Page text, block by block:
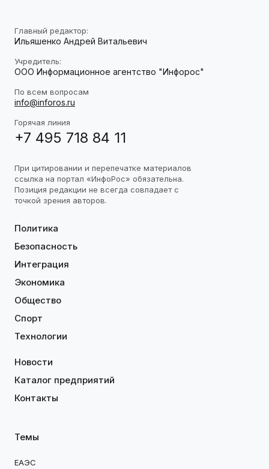
Главный редактор:
Ильяшенко Андрей Витальевич
Учредитель:
ООО Информационное агентство "Инфорос"
По всем вопросам
info@inforos.ru
Горячая линия
+7 495 718 84 11
При цитировании и перепечатке материалов
ссылка на портал «ИнфоРос» обязательна.
Позиция редакции не всегда совпадает с
точкой зрения авторов.
Политика
Безопасность
Интеграция
Экономика
Общество
Спорт
Технологии
Новости
Каталог предприятий
Контакты
Темы
ЕАЭС